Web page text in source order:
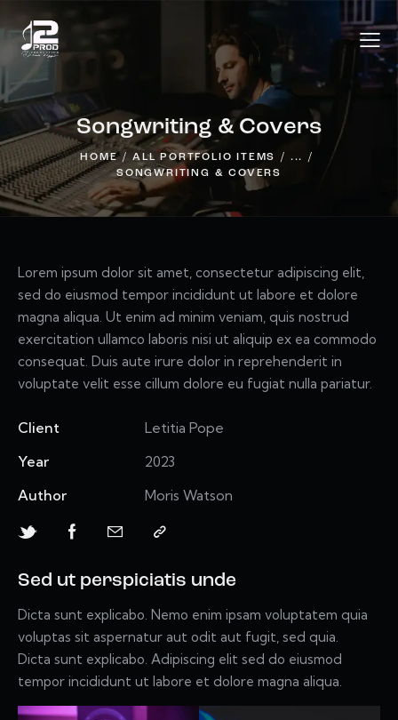
Songwriting & Covers
HOME ALL PORTFOLIO ITEMS
...
SONGWRITING & COVERS
Lorem ipsum dolor sit amet, consectetur adipiscing elit,
sed do eiusmod tempor incididunt ut labore et dolore
magna aliqua. Ut enim ad minim veniam, quis nostrud
exercitation ullamco laboris nisi ut aliquip ex ea commodo
consequat. Duis aute irure dolor in reprehenderit in
voluptate velit esse cillum dolore eu fugiat nulla pariatur.
Client
Letitia Pope
Year
2023
Author
Moris Watson
Sed ut perspiciatis unde
Dicta sunt explicabo. Nemo enim ipsam voluptatem quia
voluptas sit aspernatur aut odit aut fugit, sed quia.
Dicta sunt explicabo. Adipiscing elit sed do eiusmod
tempor incididunt ut labore et dolore magna aliqua.